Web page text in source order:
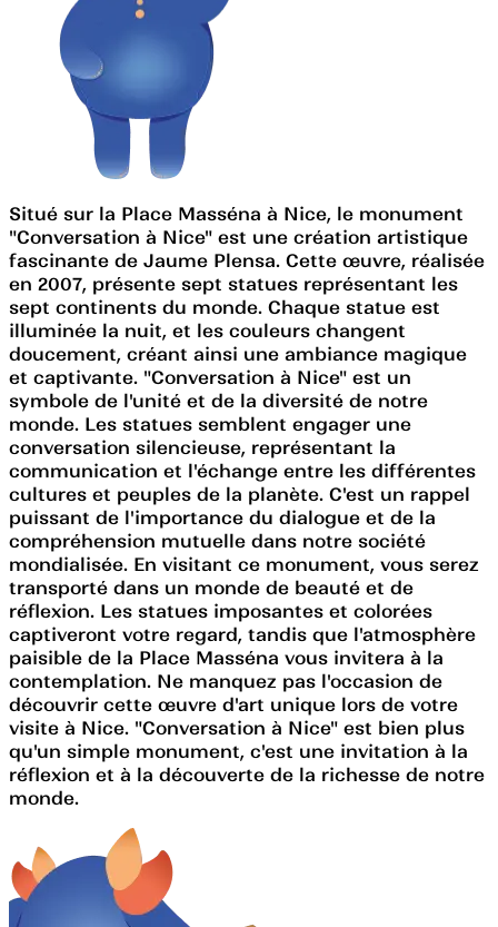
Situé sur la Place Masséna à Nice, le monument
"Conversation à Nice" est une création artistique
fascinante de Jaume Plensa. Cette œuvre, réalisée
en 2007, présente sept statues représentant les
sept continents du monde. Chaque statue est
illuminée la nuit, et les couleurs changent
doucement, créant ainsi une ambiance magique
et captivante. "Conversation à Nice" est un
symbole de l'unité et de la diversité de notre
monde. Les statues semblent engager une
conversation silencieuse, représentant la
communication et l'échange entre les différentes
cultures et peuples de la planète. C'est un rappel
puissant de l'importance du dialogue et de la
compréhension mutuelle dans notre société
mondialisée. En visitant ce monument, vous serez
transporté dans un monde de beauté et de
réflexion. Les statues imposantes et colorées
captiveront votre regard, tandis que l'atmosphère
paisible de la Place Masséna vous invitera à la
contemplation. Ne manquez pas l'occasion de
découvrir cette œuvre d'art unique lors de votre
visite à Nice. "Conversation à Nice" est bien plus
qu'un simple monument, c'est une invitation à la
réflexion et à la découverte de la richesse de notre
monde.